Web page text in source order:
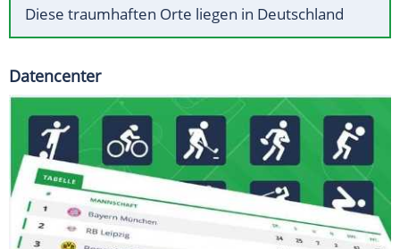
Diese traumhaften Orte liegen in Deutschland
Datencenter